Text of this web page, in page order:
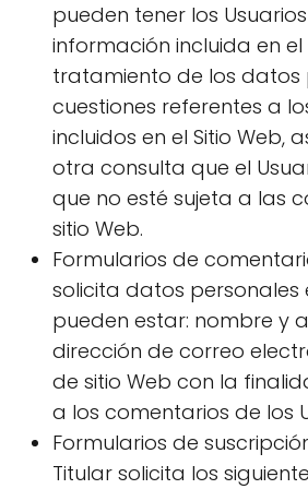
pueden tener los
información incluida en el
tratamiento de los datos
cuestiones referentes a
incluidos en el Sitio Web,
otra consulta que el
que no esté sujeta a las
sitio Web.
Formularios de
solicita datos personales
pueden estar: nombre y
dirección de correo
de sitio Web con la
a los comentarios de los
Formularios de
Titular solicita los